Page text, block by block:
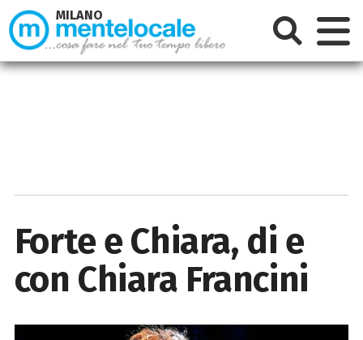
Forte e Chiara, di e
con Chiara Francini
MILANO